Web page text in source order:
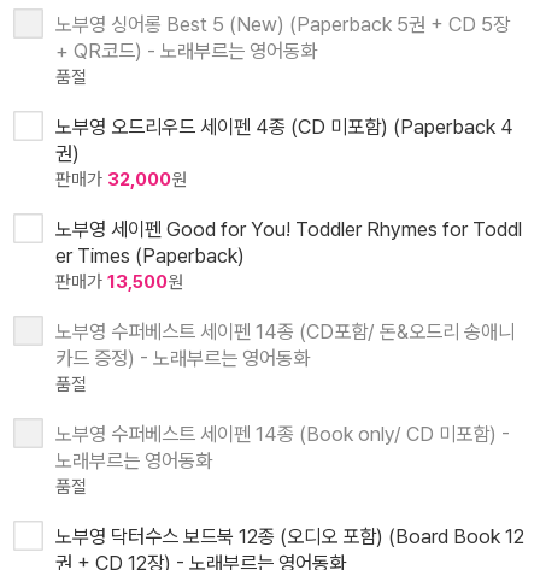
노부영 싱어롱 Best 5 (New) (Paperback 5권 + CD 5장
+ QR코드) - 노래부르는 영어동화
품절
노부영 오드리우드 세이펜 4종 (CD 미포함) (Paperback 4
권)
판매가 32,000원
노부영 세이펜 Good for You! Toddler Rhymes for Toddl
er Times (Paperback)
판매가 13,500원
노부영 수퍼베스트 세이펜 14종 (CD포함/ 돈&오드리 송애니
카드 증정) - 노래부르는 영어동화
품절
노부영 수퍼베스트 세이펜 14종 (Book only/ CD 미포함) -
노래부르는 영어동화
품절
노부영 닥터수스 보드북 12종 (오디오 포함) (Board Book 12
권 + CD 12장) - 노래부르는 영어동화